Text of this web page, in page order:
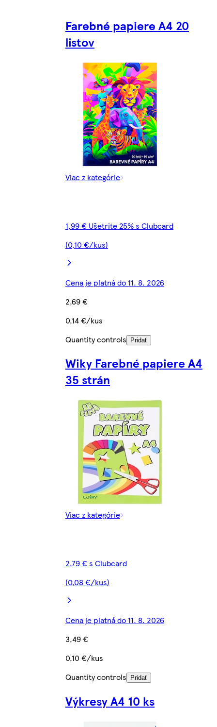
Farebné papiere A4 20
listov
Viac z kategórie
1,99 € Ušetrite 25% s Clubcard
(0,10 €/kus)
Cena je platná do 11. 8. 2026
2,69 €
0,14 €/kus
Quantity controls
Pridať
Wiky Farebné papiere A4
35 strán
Viac z kategórie
2,79 € s Clubcard
(0,08 €/kus)
Cena je platná do 11. 8. 2026
3,49 €
0,10 €/kus
Quantity controls
Pridať
Výkresy A4 10 ks